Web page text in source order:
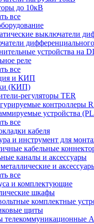
до 10кВ
все
выключатели
устройства на
реле
все
и КИП
(КИП)
регуляторы TER
контроллеры
устройства
все
кабеля
и инструмент для
кабельные
каналы и аксессуары
и
все
и комплектующие
шкафы
комплектные
щиты